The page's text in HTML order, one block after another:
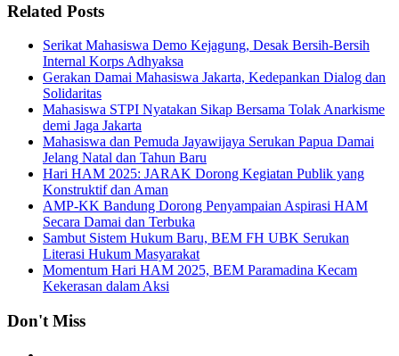
Related Posts
Serikat Mahasiswa Demo Kejagung, Desak Bersih-Bersih
Internal Korps Adhyaksa
Gerakan Damai Mahasiswa Jakarta, Kedepankan Dialog dan
Solidaritas
Mahasiswa STPI Nyatakan Sikap Bersama Tolak Anarkisme
demi Jaga Jakarta
Mahasiswa dan Pemuda Jayawijaya Serukan Papua Damai
Jelang Natal dan Tahun Baru
Hari HAM 2025: JARAK Dorong Kegiatan Publik yang
Konstruktif dan Aman
AMP-KK Bandung Dorong Penyampaian Aspirasi HAM
Secara Damai dan Terbuka
Sambut Sistem Hukum Baru, BEM FH UBK Serukan
Literasi Hukum Masyarakat
Momentum Hari HAM 2025, BEM Paramadina Kecam
Kekerasan dalam Aksi
Don't Miss